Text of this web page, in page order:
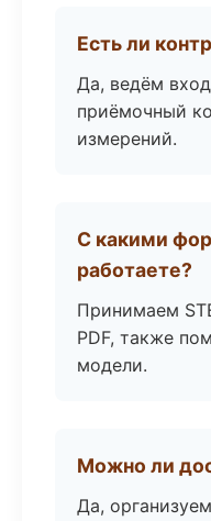
Есть ли
Да, ведём
приёмочный
измерений.
С какими
работаете?
Принимаем
PDF, также
модели.
Можно ли
Да,